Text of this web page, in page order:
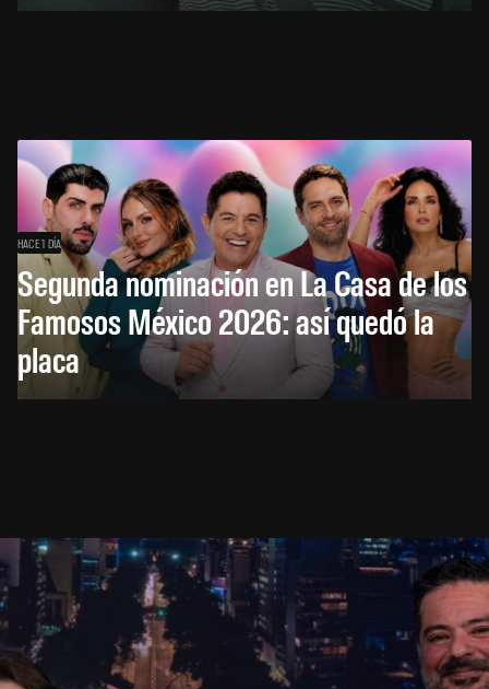
HACE 1 DÍA
Segunda nominación en La Casa de los
Famosos México 2026: así quedó la
placa